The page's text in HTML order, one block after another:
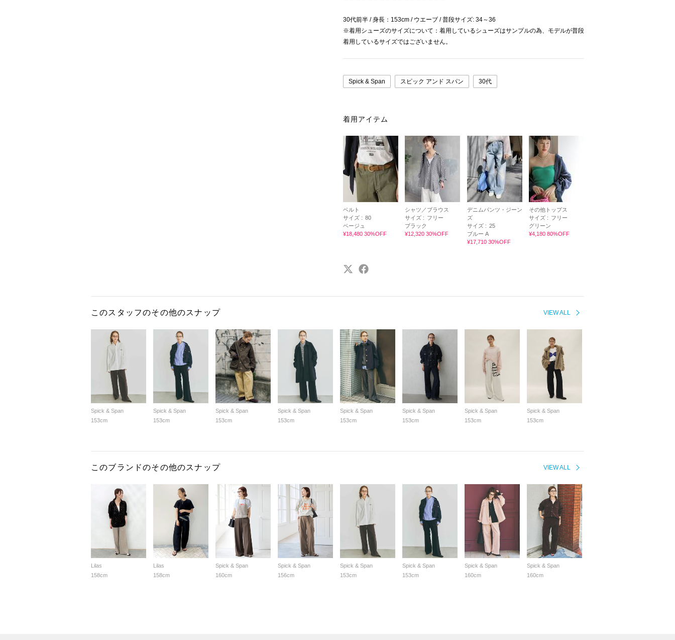
30代前半 / 身長：153cm / ウエーブ / 普段サイズ: 34～36
※着用シューズのサイズについて：着用しているシューズはサンプルの為、モデルが普段
着用しているサイズではございません。
Spick & Span スピック アンド スパン 30代
着用アイテム
ベルト
サイズ : 80
ベージュ
¥18,480 30%OFF
シャツ／ブラウス
サイズ : フリー
ブラック
¥12,320 30%OFF
デニムパンツ・ジーン
ズ
サイズ : 25
ブルー A
¥17,710 30%OFF
その他トップス
サイズ : フリー
グリーン
¥4,180 80%OFF
VIEW ALL
このスタッフのその他のスナップ
Spick & Span
153cm
Spick & Span
153cm
Spick & Span
153cm
Spick & Span
153cm
Spick & Span
153cm
Spick & Span
153cm
Spick & Span
153cm
Spick & Span
153cm
VIEW ALL
このブランドのその他のスナップ
Lilas
158cm
Lilas
158cm
Spick & Span
160cm
Spick & Span
156cm
Spick & Span
153cm
Spick & Span
153cm
Spick & Span
160cm
Spick & Span
160cm